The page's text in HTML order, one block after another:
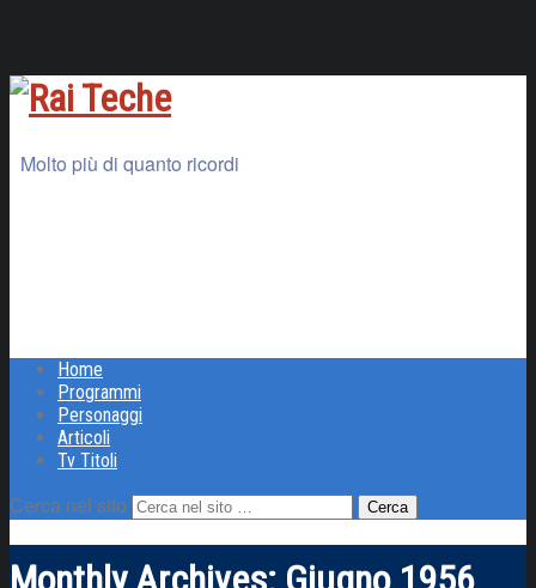
Molto più di quanto ricordi
Home
Programmi
Personaggi
Articoli
Tv Titoli
Cerca nel sito